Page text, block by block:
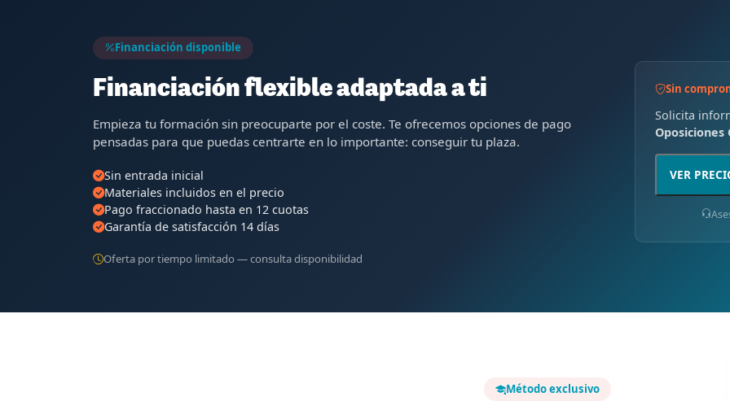
Financiación disponible
Financiación flexible adaptada a ti
Empieza tu formación sin preocuparte por el coste. Te ofrecemos opciones de pago
pensadas para que puedas centrarte en lo importante: conseguir tu plaza.
Sin entrada inicial
Materiales incluidos en el precio
Pago fraccionado hasta en 12 cuotas
Garantía de satisfacción 14 días
Oferta por tiempo limitado — consulta disponibilidad
Sin
Solicita
Oposiciones
VER
Método exclusivo